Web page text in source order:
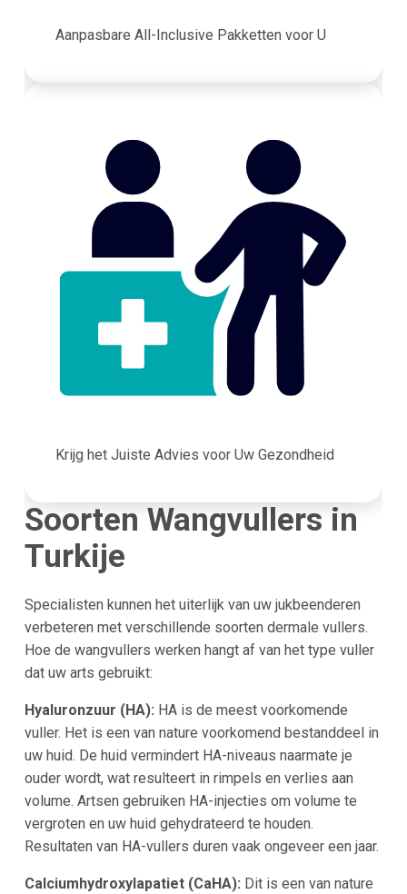
Aanpasbare All-Inclusive Pakketten voor U
Krijg het Juiste Advies voor Uw Gezondheid
Soorten Wangvullers in
Turkije
Specialisten kunnen het uiterlijk van uw jukbeenderen
verbeteren met verschillende soorten dermale vullers.
Hoe de wangvullers werken hangt af van het type vuller
dat uw arts gebruikt:
Hyaluronzuur (HA): HA is de meest voorkomende
vuller. Het is een van nature voorkomend bestanddeel in
uw huid. De huid vermindert HA-niveaus naarmate je
ouder wordt, wat resulteert in rimpels en verlies aan
volume. Artsen gebruiken HA-injecties om volume te
vergroten en uw huid gehydrateerd te houden.
Resultaten van HA-vullers duren vaak ongeveer een jaar.
Calciumhydroxylapatiet (CaHA): Dit is een van nature